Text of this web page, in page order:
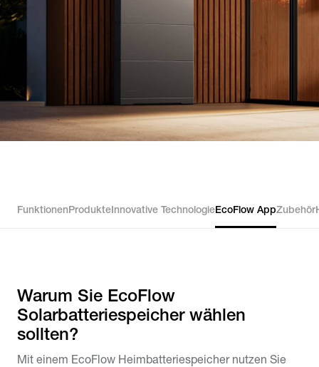
FunktionenProdukteInnovative TechnologieEcoFlow AppZubehör
Warum Sie EcoFlow
Solarbatteriespeicher wählen
sollten?
Mit einem EcoFlow Heimbatteriespeicher nutzen Sie